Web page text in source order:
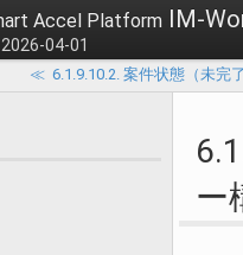
Accel Platform IM-
04-01
≪ 6.1.9.10.2. 案件状態（未完
ー